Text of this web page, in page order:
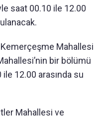
saat 00.10 ile 12.00
Kemerçeşme Mahallesi
bir bölümü
12.00 arasında su
Mahallesi ve